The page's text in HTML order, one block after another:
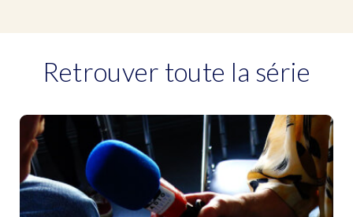
Retrouver toute la série